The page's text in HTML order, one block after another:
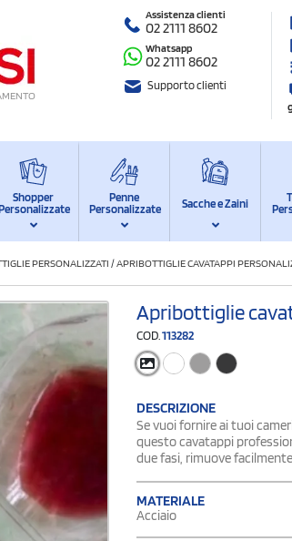
Assistenza clienti
02 2111 8602
Whatsapp
02 2111 8602
Supporto clienti
Shopper
Penne
Personalizzate
Sacche e Zaini
PERSONALIZZATI/APRIBOTTIGLIE CAVATAPPI
Apribottiglie
COD. 113282
DESCRIZIONE
Se vuoi fornire ai tuoi
questo cavatappi
due fasi, rimuove
MATERIALE
Acciaio